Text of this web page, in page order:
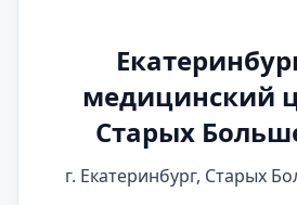
медицинский
Старых
г. Екатеринбург, Старых